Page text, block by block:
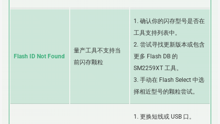
Flash ID Not Found
量产工具不支持当
前闪存颗粒
1. 确认你的闪存型号是否在
工具支持列表中。
2. 尝试寻找更新版本或包含
更多 Flash DB 的
SM2259XT 工具。
3. 手动在 Flash Select 中选
择相近型号的颗粒尝试。
1. 更换短线或 USB 口。